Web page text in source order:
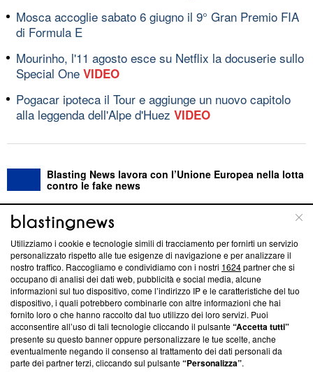
Mosca accoglie sabato 6 giugno il 9° Gran Premio FIA
di Formula E
Mourinho, l'11 agosto esce su Netflix la docuserie sullo
Special One VIDEO
Pogacar ipoteca il Tour e aggiunge un nuovo capitolo
alla leggenda dell'Alpe d'Huez VIDEO
Blasting News lavora con l’Unione Europea nella lotta
contro le fake news
ABOUT LINEA EDITORIALE
Questa sezione offre informazioni trasparenti su Blasting
News, sui nostri processi editoriali e su come ci impegniamo a
creare news di qualità. Inoltre, afferma la nostra aderenza a
‘Trust Project - News with Integrity’Blasting News non è
ancora membro del programma, ma ha richiesto di farne
parte; Trust Project non ha ancora effettuato una verifica di
conformità agli standard.
Utilizziamo i cookie e tecnologie simili di tracciamento per fornirti un servizio
personalizzato rispetto alle tue esigenze di navigazione e per analizzare il
nostro traffico. Raccogliamo e condividiamo con i nostri 1624partner che si
occupano di analisi dei dati web, pubblicità e social media, alcune
informazioni sul tuo dispositivo, come l’indirizzo IP e le caratteristiche del tuo
dispositivo, i quali potrebbero combinarle con altre informazioni che hai
fornito loro o che hanno raccolto dal tuo utilizzo dei loro servizi. Puoi
acconsentire all’uso di tali tecnologie cliccando il pulsante“Accetta tutti”
presente su questo banner oppure personalizzare le tue scelte, anche
eventualmente negando il consenso al trattamento dei dati personali da
parte dei partner terzi, cliccando sul pulsante“Personalizza”.